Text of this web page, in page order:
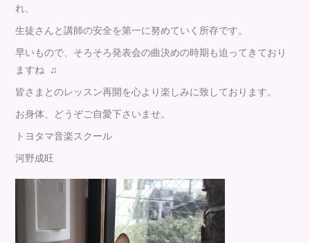
れ、
生徒さんと講師の安全を第一に努めていく所存です。
早いもので、そろそろ発表会の曲決めの時期も迫ってきており
ますね ♫
皆さまとのレッスン再開を心より楽しみに致しております。
お身体、どうぞご自愛下さいませ。
トヨタマ音楽スクール
河野成旺